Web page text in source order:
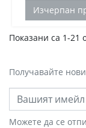
Изчерпан
Показани са 1-21
Получавайте
Можете да се